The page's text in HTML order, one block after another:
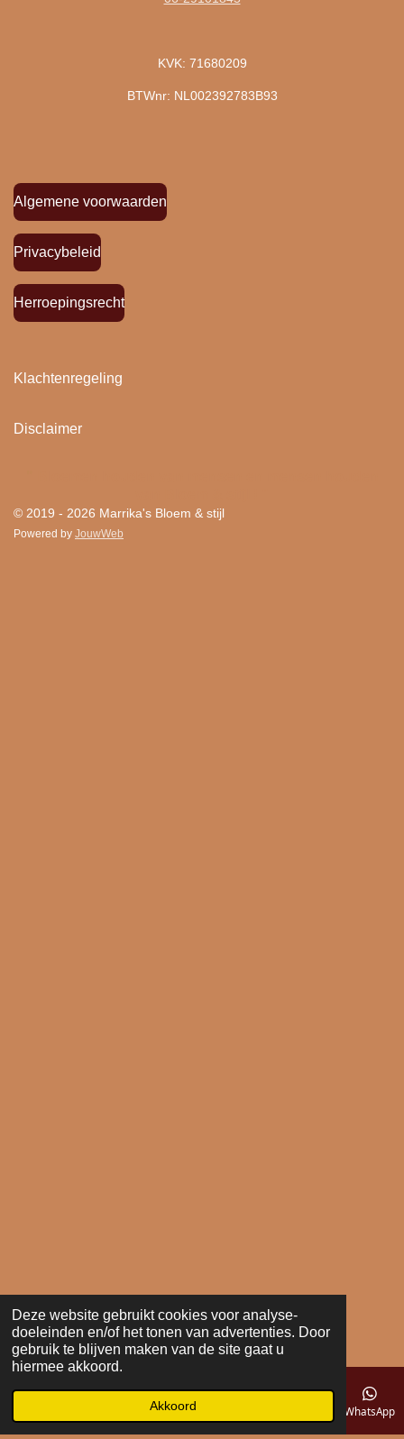
Deze website gebruikt cookies voor analyse-
doeleinden en/of het tonen van advertenties. Door
gebruik te blijven maken van de site gaat u
hiermee akkoord.
Akkoord
KVK: 71680209
BTWnr: NL002392783B93
Algemene voorwaarden
Privacybeleid
Herroepingsrecht
Klachtenregeling
Disclaimer
© 2019 - 2026 Marrika's Bloem & stijl
Powered by JouwWeb
Telefoonnummer WhatsApp